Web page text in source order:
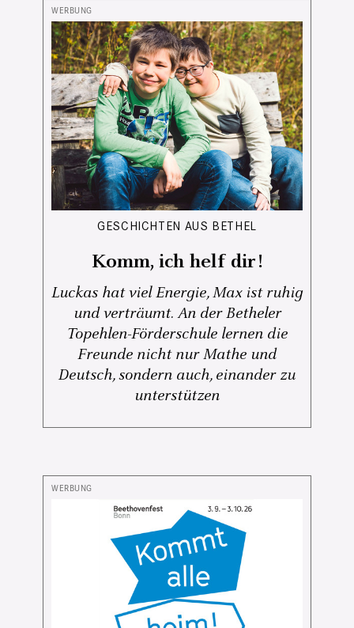
GESCHICHTEN AUS BETHEL
Komm, ich helf dir!
Luckas hat viel Energie, Max ist ruhig
und verträumt. An der Betheler
Topehlen-Förderschule lernen die
Freunde nicht nur Mathe und
Deutsch, sondern auch, einander zu
unterstützen